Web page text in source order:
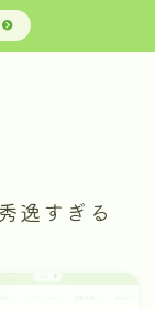
逸すぎる